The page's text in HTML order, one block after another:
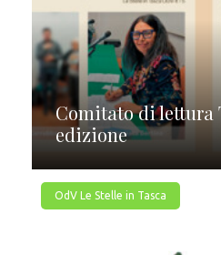
Comitato di lettura
edizione
OdV Le Stelle in Tasca